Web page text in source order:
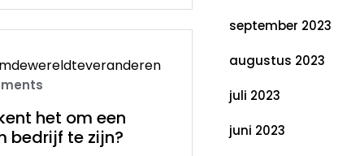
het om een
bedrijf te zijn?
september 2023
augustus 2023
juli 2023
juni 2023